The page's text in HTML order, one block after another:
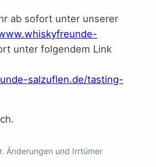
ab sofort unter unserer
unter folgendem Link
salzuflen.de/tasting-
Änderungen und Irrtümer